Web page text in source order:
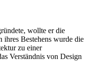
wollte er die
ihres Bestehens wurde die
zu einer
Verständnis von Design